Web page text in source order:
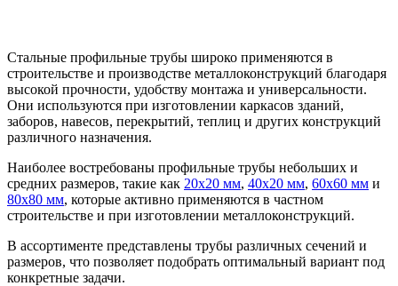
Стальные профильные трубы широко применяются в
строительстве и производстве металлоконструкций благодаря
высокой прочности, удобству монтажа и универсальности.
Они используются при изготовлении каркасов зданий,
заборов, навесов, перекрытий, теплиц и других конструкций
различного назначения.
Наиболее востребованы профильные трубы небольших и
средних размеров, такие как 20х20 мм, 40х20 мм, 60х60 мм и
80х80 мм, которые активно применяются в частном
строительстве и при изготовлении металлоконструкций.
В ассортименте представлены трубы различных сечений и
размеров, что позволяет подобрать оптимальный вариант под
конкретные задачи.